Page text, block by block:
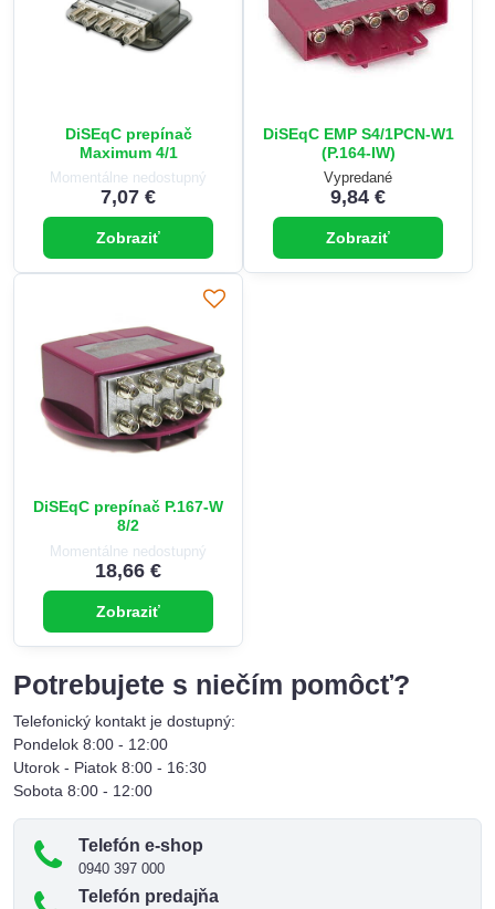
DiSEqC prepínač
Maximum 4/1
Momentálne nedostupný
7,07 €
Zobraziť
DiSEqC EMP S4/1PCN-W1
(P.164-IW)
Vypredané
9,84 €
Zobraziť
DiSEqC prepínač P.167-W
8/2
Momentálne nedostupný
18,66 €
Zobraziť
Potrebujete s niečím pomôcť?
Telefonický kontakt je dostupný:
Pondelok 8:00 - 12:00
Utorok - Piatok 8:00 - 16:30
Sobota 8:00 - 12:00
Telefón e-shop
0940 397 000
Telefón predajňa